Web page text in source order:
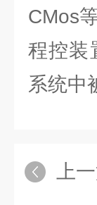
CMos
程控装
系统中
上